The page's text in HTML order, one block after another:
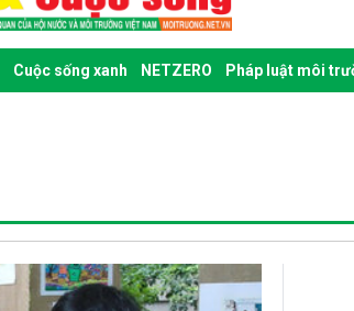
Cuộc sống xanh NETZERO Pháp luật môi